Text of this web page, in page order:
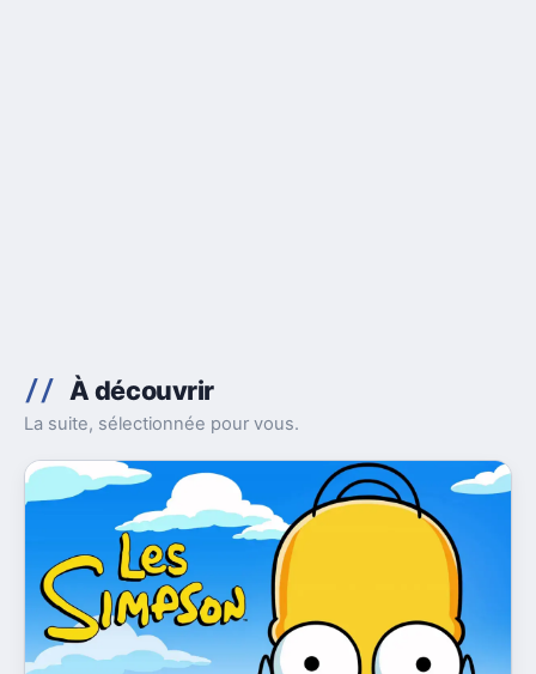
À découvrir
La suite, sélectionnée pour vous.